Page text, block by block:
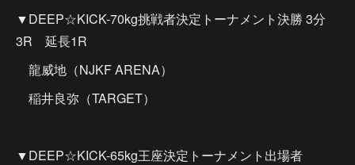
▼DEEP☆KICK-70kg挑戦者決定トーナメント決勝 3分
3R 延長1R
龍威地（NJKF ARENA）
稲井良弥（TARGET）
▼DEEP☆KICK-65kg王座決定トーナメント出場者